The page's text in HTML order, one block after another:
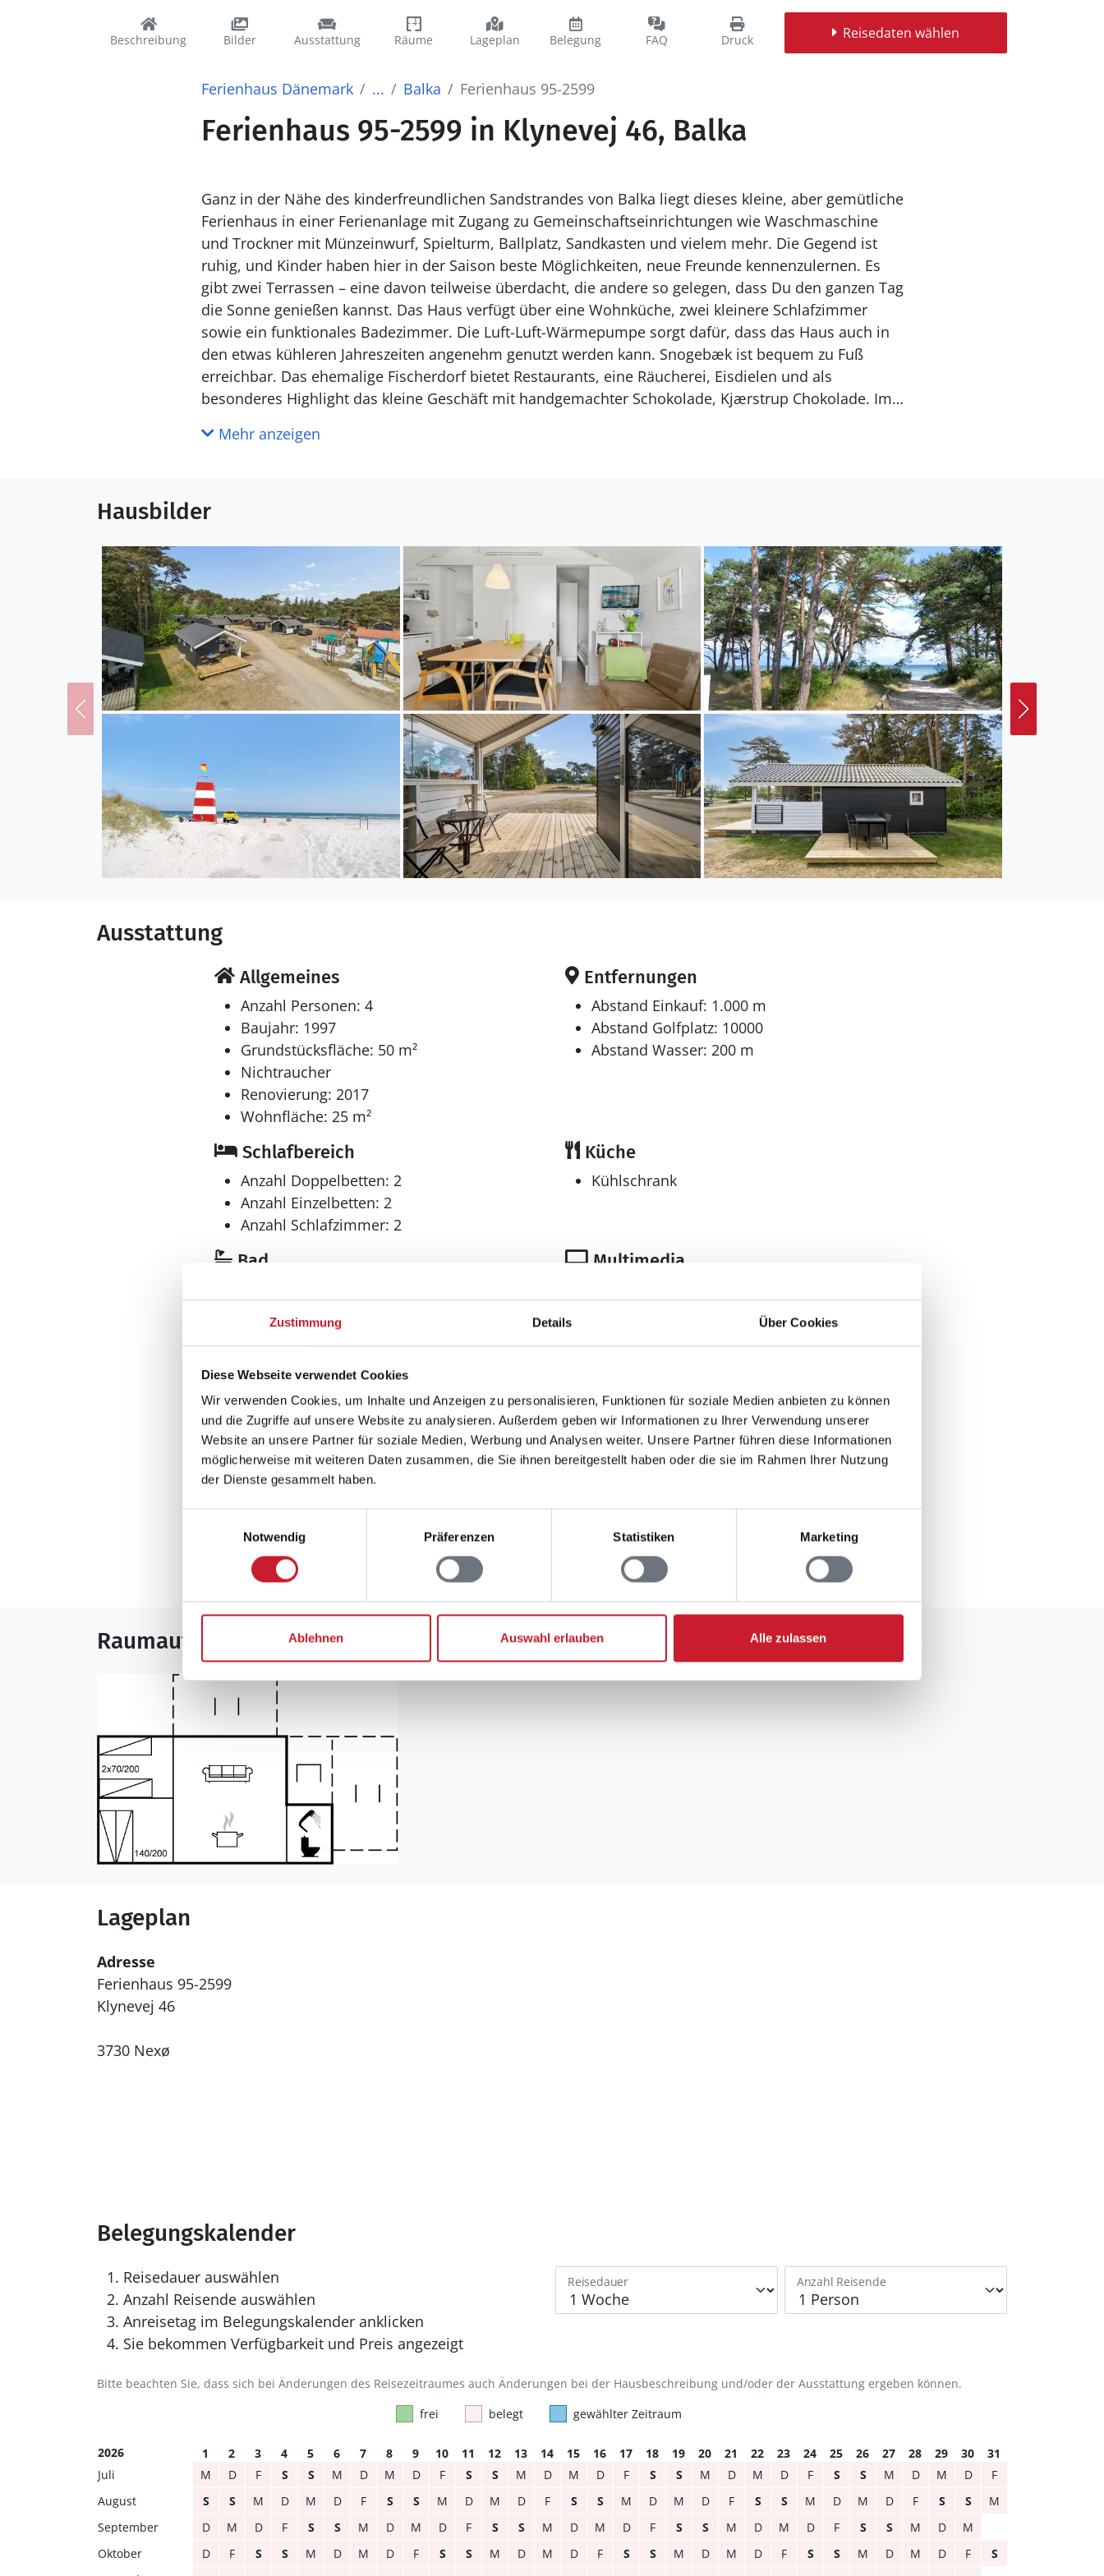
Zustimmung Details Über Cookies
Diese Webseite verwendet Cookies
Wir verwenden Cookies, um Inhalte und Anzeigen zu personalisieren, Funktionen für soziale Medien anbieten zu können
und die Zugriffe auf unsere Website zu analysieren. Außerdem geben wir Informationen zu Ihrer Verwendung unserer
Website an unsere Partner für soziale Medien, Werbung und Analysen weiter. Unsere Partner führen diese Informationen
möglicherweise mit weiteren Daten zusammen, die Sie ihnen bereitgestellt haben oder die sie im Rahmen Ihrer Nutzung
der Dienste gesammelt haben.
Notwendig
Präferenzen Statistiken Marketing
Ablehnen Auswahl erlauben Alle zulassen
Beschreibung Bilder Ausstattung Räume Lageplan Belegung FAQ Druck Reisedaten wählen
Ferienhaus Dänemark ... Balka Ferienhaus 95-2599
Ferienhaus 95-2599 in Klynevej 46, Balka
Ganz in der Nähe des kinderfreundlichen Sandstrandes von Balka liegt dieses kleine, aber gemütliche
Ferienhaus in einer Ferienanlage mit Zugang zu Gemeinschaftseinrichtungen wie Waschmaschine
und Trockner mit Münzeinwurf, Spielturm, Ballplatz, Sandkasten und vielem mehr. Die Gegend ist
ruhig, und Kinder haben hier in der Saison beste Möglichkeiten, neue Freunde kennenzulernen. Es
gibt zwei Terrassen – eine davon teilweise überdacht, die andere so gelegen, dass Du den ganzen Tag
die Sonne genießen kannst. Das Haus verfügt über eine Wohnküche, zwei kleinere Schlafzimmer
sowie ein funktionales Badezimmer. Die Luft-Luft-Wärmepumpe sorgt dafür, dass das Haus auch in
den etwas kühleren Jahreszeiten angenehm genutzt werden kann. Snogebæk ist bequem zu Fuß
erreichbar. Das ehemalige Fischerdorf bietet Restaurants, eine Räucherei, Eisdielen und als
besonderes Highlight das kleine Geschäft mit handgemachter Schokolade, Kjærstrup Chokolade. Im
Es gibt 1 Badezimmer mit Duschnische und 1 Toilette.
Draußen
Die Ferienunterkunft liegt auf einem 50 m² großen Naturgrundstück. Die Entfernung zum Meer
beträgt 200 m. Die nächste Einkaufsmöglichkeit liegt 1000 m entfernt. In einem Abstand von 10000 m
gibt es einen Golfplatz. Es steht ein offenes Terrassenareal zur Verfügung. Außerdem gibt es
überdachte Terrasse. Es steht ein Grill zur Verfügung. Parkplatz auf dem Grundstück.
Das Ferienhaus eignet sich für 4 Personen. Die Ferienunterkunft hat eine Wohnfläche von 25 m² und
wurde 1997 gebaut. 2017 wurde die Ferienunterkunft teilweise renoviert. Haustiere dürfen nicht
mitgebracht werden. In der Ferienunterkunft ist eine energiesparende Luft zu Luft Wärmepumpe
installiert.
Schlafverhältnisse
In der Ferienunterkunft gibt es einen Fernseher. Mindestens 4 dänische Fernsehsender. Mindestens 4
deutsche Fernsehsender. Es steht kabellose Internetverbindung zur Verfügung.
Mehr anzeigen
Hausbilder
Ausstattung
Allgemeines
Anzahl Personen: 4
Baujahr: 1997
Grundstücksfläche: 50 m²
Nichtraucher
Renovierung: 2017
Wohnfläche: 25 m²
Entfernungen
Abstand Einkauf: 1.000 m
Abstand Golfplatz: 10000
Abstand Wasser: 200 m
Schlafbereich
Anzahl Doppelbetten: 2
Anzahl Einzelbetten: 2
Anzahl Schlafzimmer: 2
Küche
Kühlschrank
Bad Multimedia
drahtlos
Aussenbereich
Grill
Terrasse, überdacht
Keine Vermietung an Jugendgruppen
Wärmepumpe
Luft-Luft
Die aktuellen Verbrauchskosten finden Sie im nächsten Schritt im Buchungsformular.
Raumaufteilung
Lageplan
Adresse
Ferienhaus 95-2599
Klynevej 46
3730 Nexø
Belegungskalender
Reisedauer auswählen
Anzahl Reisende auswählen
Anreisetag im Belegungskalender anklicken
Sie bekommen Verfügbarkeit und Preis angezeigt
Reisedauer Anzahl Reisende
Bitte beachten Sie, dass sich bei Änderungen des Reisezeitraumes auch Änderungen bei der Hausbeschreibung und/oder der Ausstattung ergeben können.
frei
belegt gewählter Zeitraum
2026 1 2 3 4 5 6 7 8 9 10 11 12 13 14 15 16 17 18 19 20 21 22 23 24 25 26 27 28 29 30
31
Juli
M D F S S M D M D F S S M D M D F S S M D M D F S S M D M D
F
August
S S M D M D F S S M D M D F S S M D M D F S S M D M D F S S
M
September
D M D F S S M D M D F S S M D M D F S S M D M D F S S M D
M
Oktober
D F S S M D M D F S S M D M D F S S M D M D F S S M D M D F
S